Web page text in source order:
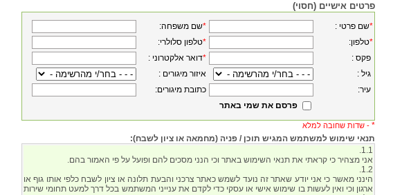
פרטים אישיים (חסוי)
:שם משפחה* : שם פרטי*
:טלפון סלולרי* :טלפון*
: דואר אלקטרוני*
: איזור מיגורים
:כתובת מיגורים
פרסם את שמי באתר
שדות שחובה למלא - *
תנאי שימוש למשתמש המגיש תוכן / פניה (מחמאה או ציון לשבח):